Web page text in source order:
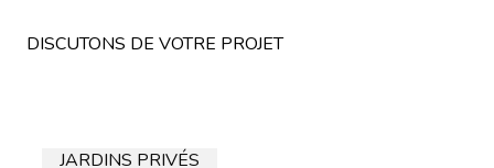
DISCUTONS DE VOTRE PROJET
JARDINS PRIVÉS